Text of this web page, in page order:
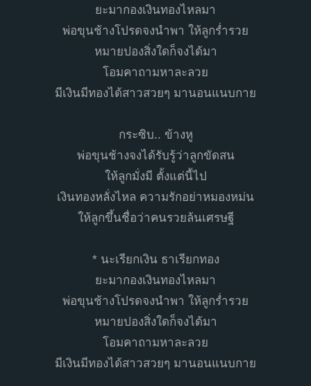
ยะมากองเงินทองไหลมา
พ่อขุนช้างโปรดจงนำพา ให้ลูกร่ำรวย
หมายปองสิ่งใดก็จงได้มา
โอมคาถามหาละลวย
มีเงินมีทองได้สาวสวยๆ มานอนแนบกาย
กระซิบ.. ข้างหู
พ่อขุนช้างจงได้รับรู้ว่าลูกขัดสน
ให้ลูกมั่งมี ตั้งแต่นี้ไป
เงินทองหลั่งไหล ความรักอย่าหมองหม่น
ให้ลูกขึ้นชื่อว่าคนรวยล้นเศรษฐี
* นะเรียกเงิน ธาเรียกทอง
ยะมากองเงินทองไหลมา
พ่อขุนช้างโปรดจงนำพา ให้ลูกร่ำรวย
หมายปองสิ่งใดก็จงได้มา
โอมคาถามหาละลวย
มีเงินมีทองได้สาวสวยๆ มานอนแนบกาย